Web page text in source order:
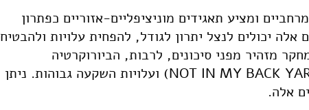
ומציע תאגידים מוניציפליים-אזוריים כפתרון
יכולים לנצל יתרון לגודל, להפחית עלויות ולהבטיח
מזהיר מפני סיכונים, לרבות, הביורוקרטיה
המוגברת, התנגדות ציבורית (NOT IN MY BACK YARD – NIMBY) ועלויות השקעה גבוהות. ניתן
אלה.